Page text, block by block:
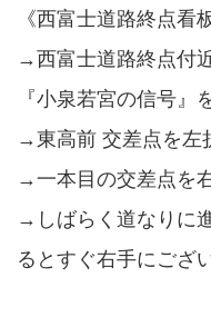
《西富士道路終点看
→西富士道路終点付
『小泉若宮の信号』
→東高前 交差点を左
→一本目の交差点を
→しばらく道なりに
るとすぐ右手にござ